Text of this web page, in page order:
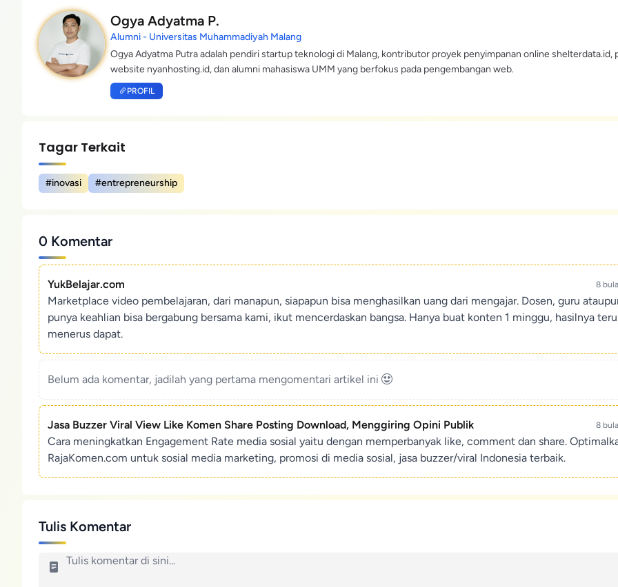
Ogya Adyatma P.
Alumni - Universitas Muhammadiyah Malang
Ogya Adyatma Putra adalah pendiri startup teknologi di Malang, kontributor proyek penyimpanan online shelterdata.id,
website nyanhosting.id, dan alumni mahasiswa UMM yang berfokus pada pengembangan web.
PROFIL
Tagar Terkait
#inovasi #entrepreneurship
0 Komentar
YukBelajar.com 8
Marketplace video pembelajaran, dari manapun, siapapun bisa menghasilkan uang dari mengajar. Dosen, guru
punya keahlian bisa bergabung bersama kami, ikut mencerdaskan bangsa. Hanya buat konten 1 minggu, hasilnya
menerus dapat.
Belum ada komentar, jadilah yang pertama mengomentari artikel ini
Jasa Buzzer Viral View Like Komen Share Posting Download, Menggiring Opini Publik 8
Cara meningkatkan Engagement Rate media sosial yaitu dengan memperbanyak like, comment dan share.
RajaKomen.com untuk sosial media marketing, promosi di media sosial, jasa buzzer/viral Indonesia terbaik.
Tulis Komentar